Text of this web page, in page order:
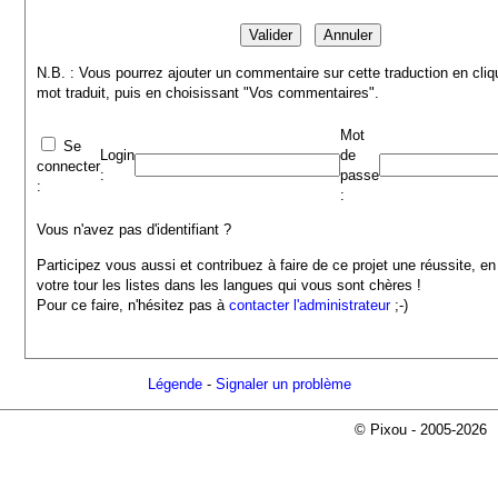
N.B. : Vous pourrez ajouter un commentaire sur cette traduction en
mot traduit, puis en choisissant "Vos commentaires".
Se
connecter
:
Login
:
Mot
de
passe
:
Vous n'avez pas d'identifiant ?
Participez vous aussi et contribuez à faire de ce projet une réussite,
votre tour les listes dans les langues qui vous sont chères !
Pour ce faire, n'hésitez pas àcontacter l'administrateur;-)
Légende- Signaler un problème
© Pixou - 2005-2026